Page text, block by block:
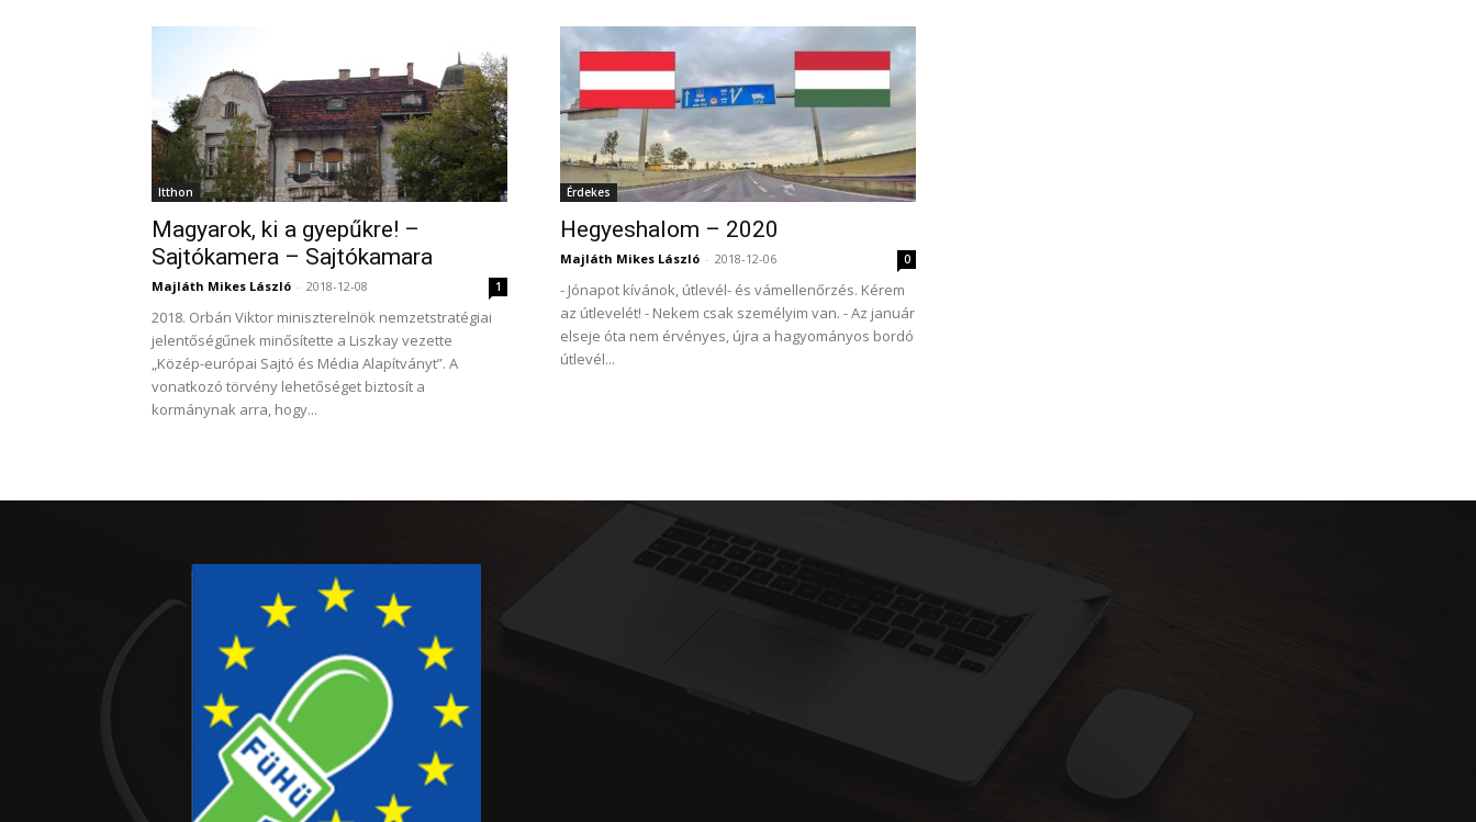
Itthon
Magyarok, ki a gyepűkre! –
Sajtókamera – Sajtókamara
Majláth Mikes László - 2018-12-08 1
2018. Orbán Viktor miniszterelnök nemzetstratégiai
jelentőségűnek minősítette a Liszkay vezette
„Közép-európai Sajtó és Média Alapítványt”. A
vonatkozó törvény lehetőséget biztosít a
kormánynak arra, hogy...
Érdekes
Hegyeshalom – 2020
Majláth Mikes László - 2018-12-06 0
- Jónapot kívánok, útlevél- és vámellenőrzés. Kérem
az útlevelét! - Nekem csak személyim van. - Az január
elseje óta nem érvényes, újra a hagyományos bordó
útlevél...